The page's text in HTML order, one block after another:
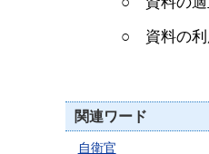
○ 資料の
関連ワード
自衛官